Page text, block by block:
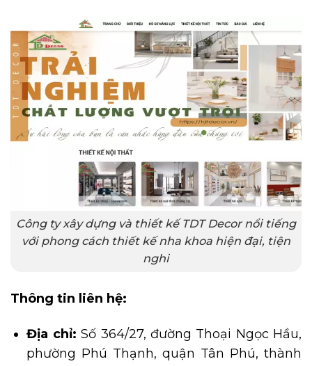
Công ty xây dựng và thiết kế TDT Decor nổi tiếng
với phong cách thiết kế nha khoa hiện đại, tiện
nghi
Thông tin liên hệ:
Địa chỉ: Số 364/27, đường Thoại Ngọc Hầu,
phường Phú Thạnh, quận Tân Phú, thành